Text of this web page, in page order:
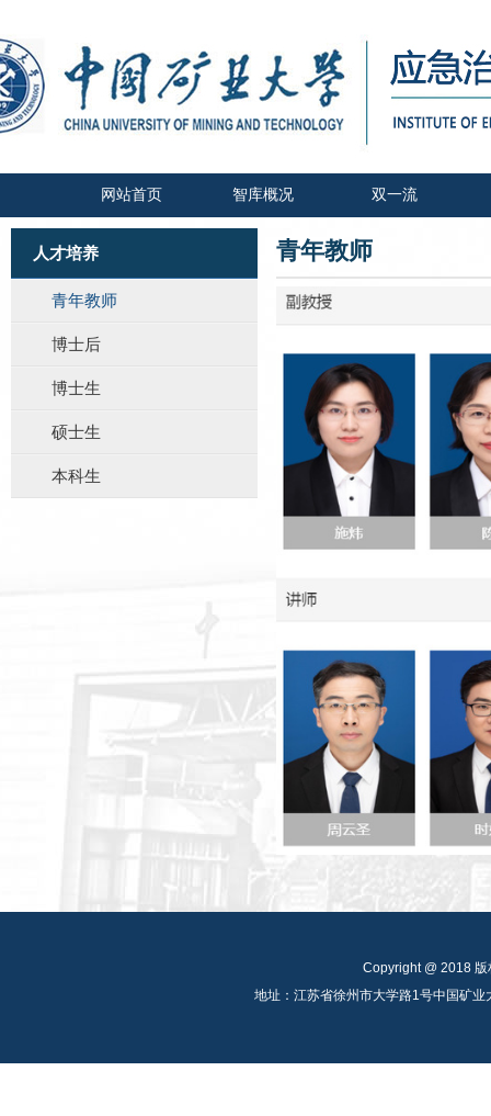
网站首页 智库概况 双一流
人才培养
青年教师
博士后
博士生
硕士生
本科生
青年教师
Copyright @ 2018
地址：江苏省徐州市大学路1号中国矿